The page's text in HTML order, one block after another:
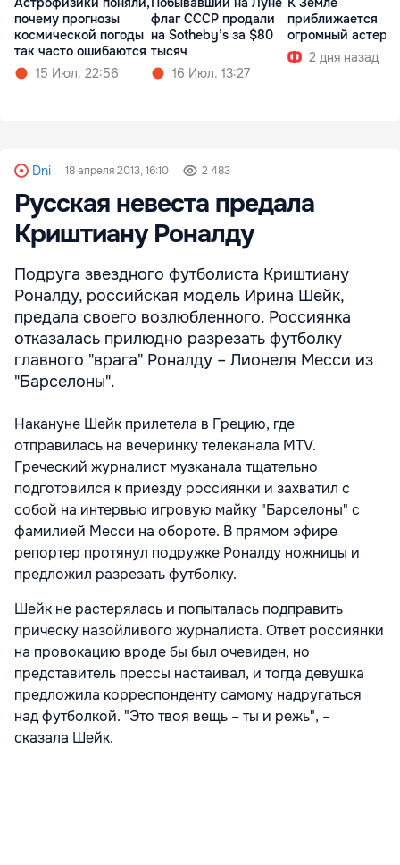
почему прогнозы
космической погоды
так часто ошибаются
15 Июл. 22:56
флаг СССР продали
на Sotheby’s за $80
тысяч
16 Июл. 13:27
приближается
огромный
2 дня назад
Dni 18 апреля 2013, 16:10 2 483
Русская невеста предала
Криштиану Роналду
Подруга звездного футболиста Криштиану
Роналду, российская модель Ирина Шейк,
предала своего возлюбленного. Россиянка
отказалась прилюдно разрезать футболку
главного "врага" Роналду – Лионеля Месси из
"Барселоны".
Накануне Шейк прилетела в Грецию, где
отправилась на вечеринку телеканала MTV.
Греческий журналист музканала тщательно
подготовился к приезду россиянки и захватил с
собой на интервью игровую майку "Барселоны" с
фамилией Месси на обороте. В прямом эфире
репортер протянул подружке Роналду ножницы и
предложил разрезать футболку.
Шейк не растерялась и попыталась подправить
прическу назойливого журналиста. Ответ россиянки
на провокацию вроде бы был очевиден, но
представитель прессы настаивал, и тогда девушка
предложила корреспонденту самому надругаться
над футболкой. "Это твоя вещь – ты и режь", –
сказала Шейк.